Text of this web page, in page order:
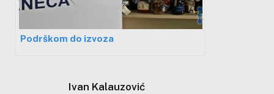
Podrškom do izvoza
Ivan Kalauzović